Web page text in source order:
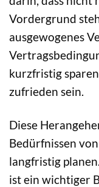
Vordergrund
ausgewogenes
kurzfristig
zufrieden sein.
Diese
Bedürfnissen
langfristig
ist ein wichtiger